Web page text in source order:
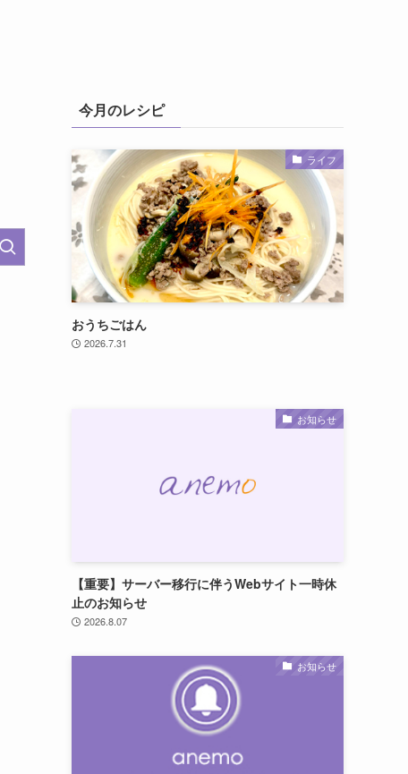
今月のレシピ
ライフ
おうちごはん
2026.7.31
お知らせ
【重要】サーバー移行に伴うWebサイト一時休
止のお知らせ
2026.8.07
お知らせ